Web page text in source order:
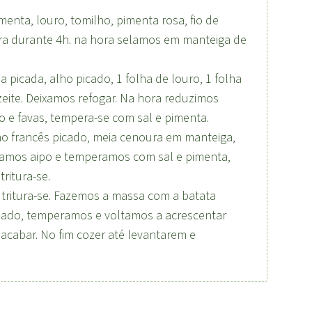
louro, tomilho, pimenta rosa, fio de
durante 4h. na hora selamos em manteiga de
picada, alho picado, 1 folha de louro, 1 folha
Deixamos refogar. Na hora reduzimos
favas, tempera-se com sal e pimenta.
francês picado, meia cenoura em manteiga,
aipo e temperamos com sal e pimenta,
se.
se. Fazemos a massa com a batata
temperamos e voltamos a acrescentar
No fim cozer até levantarem e